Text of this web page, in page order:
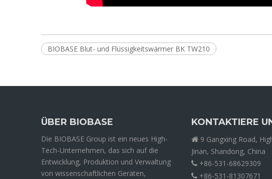
BIOBASE Blut- und Flüssigkeitswärmer BK TW210
ÜBER BIOBASE
Die BIOBASE Group ist ein neues High-
Tech-Unternehmen, das sich auf die
Entwicklung, Produktion und Verwaltung
von wissenschaftlichen Geräten,
KONTAKTIERE
 9 Gangxing Road,
Jinan, Shandong, China
 +86-531-68629309
 +86-531-81307671